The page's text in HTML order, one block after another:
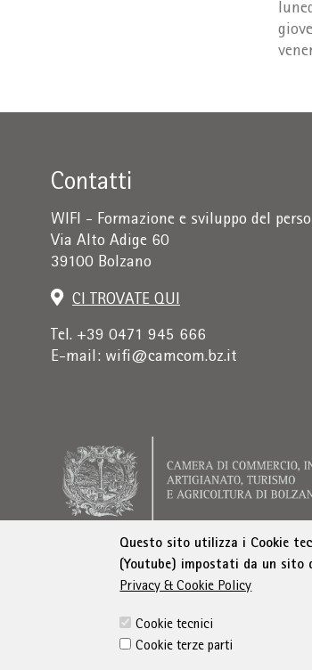
Contatti
WIFI - Formazione e sviluppo del
Via Alto Adige 60
39100 Bolzano
CI TROVATE QUI
Tel. +39 0471 945 666
E-mail: wifi@camcom.bz.it
Indirizzo di fatturazione: Istituto
Colophon Privacy
Questo sito utilizza i Cookie
(Youtube) impostati da un sito
Privacy & Cookie Policy
Cookie tecnici
Cookie terze parti